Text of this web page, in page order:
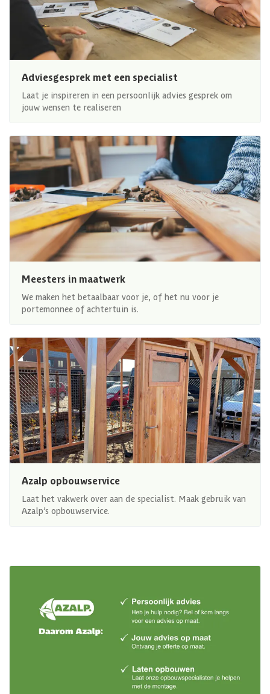
Adviesgesprek met een specialist
Laat je inspireren in een persoonlijk advies gesprek om
jouw wensen te realiseren
Meesters in maatwerk
We maken het betaalbaar voor je, of het nu voor je
portemonnee of achtertuin is.
Azalp opbouwservice
Laat het vakwerk over aan de specialist. Maak gebruik van
Azalp’s opbouwservice.